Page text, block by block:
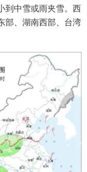
到中雪或雨夹雪。西
部、湖南西部、台湾